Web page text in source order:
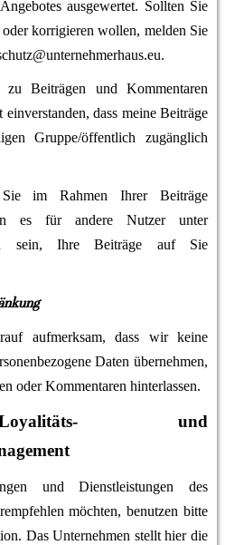
ausgewertet. Sollten Sie
korrigieren wollen, melden Sie
Beiträgen und Kommentaren
dass meine Beiträge
Gruppe/öffentlich zugänglich
im Rahmen Ihrer Beiträge
es für andere Nutzer unter
sein, Ihre Beiträge auf Sie
aufmerksam, dass wir keine
Daten übernehmen,
oder Kommentaren hinterlassen.
und
und Dienstleistungen des
möchten, benutzen bitte
Das Unternehmen stellt hier die